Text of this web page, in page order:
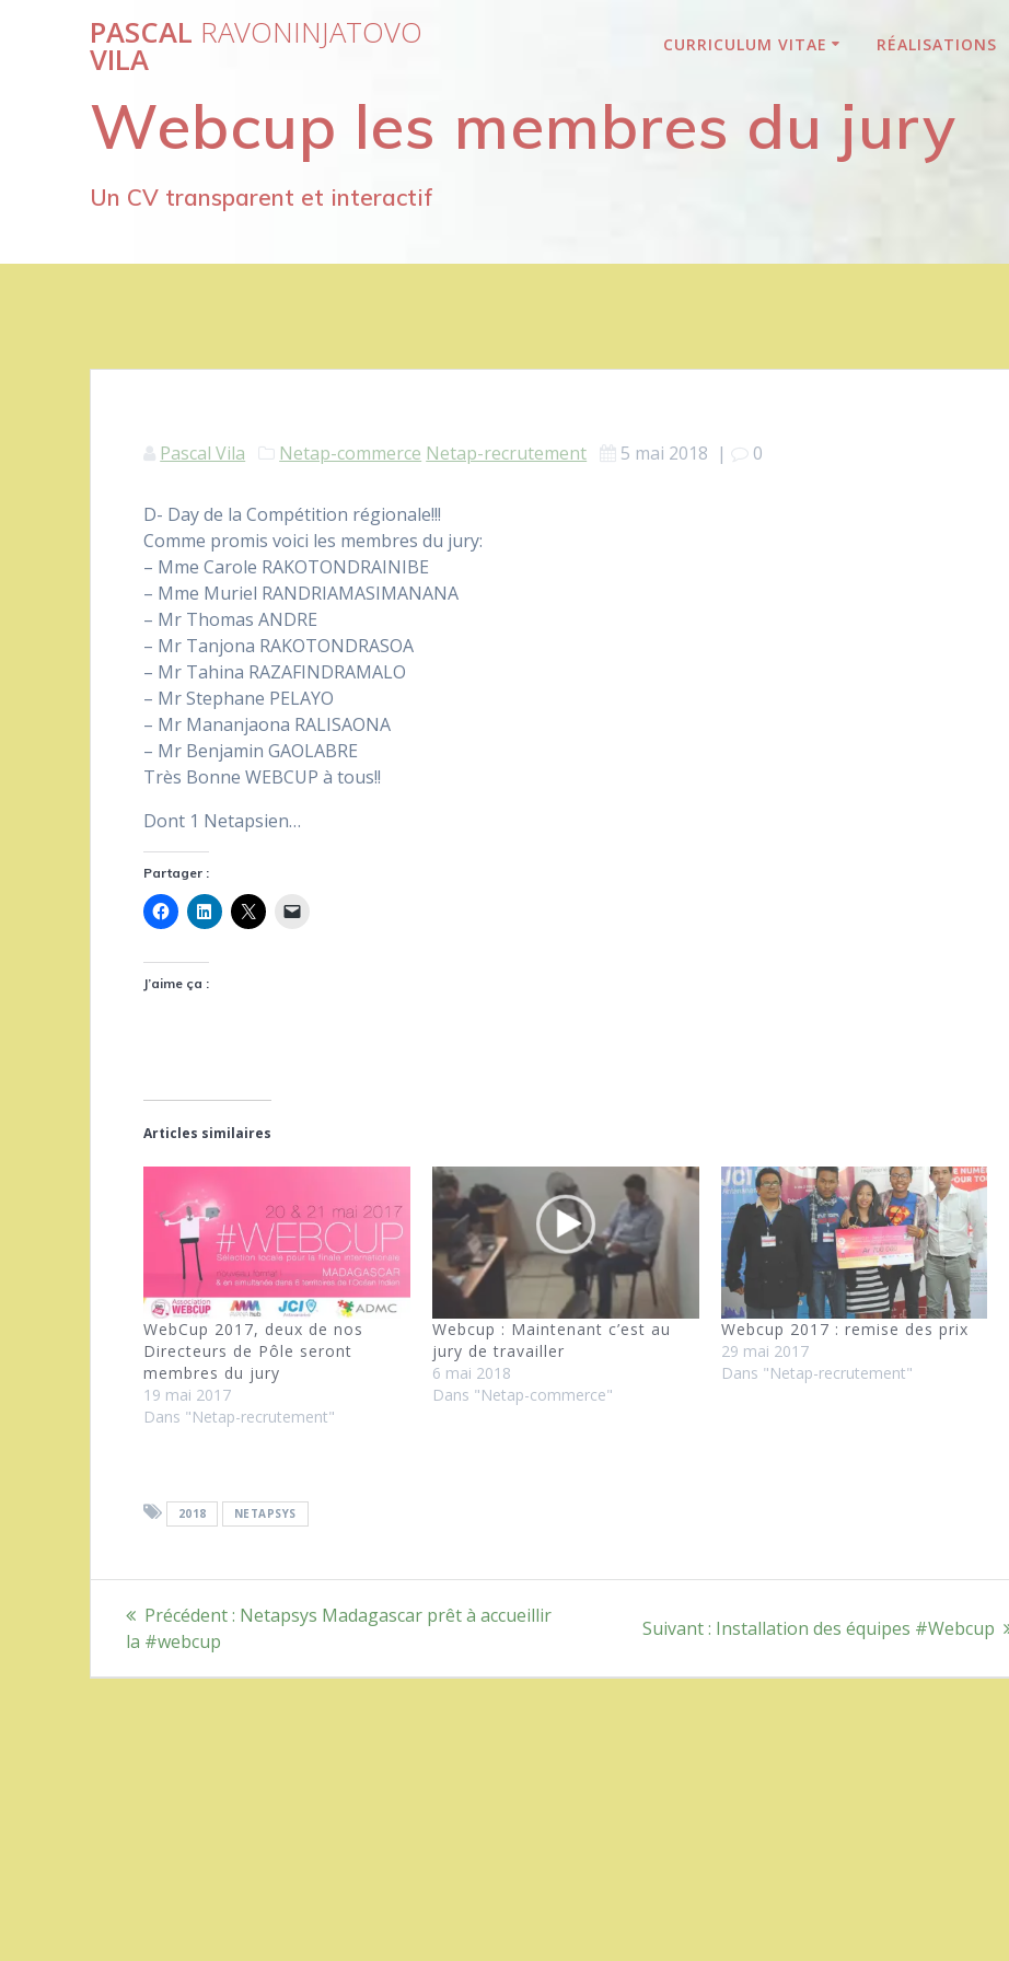
PASCAL RAVONINJATOVO
VILA CURRICULUM VITAE RÉALISATIONS
Webcup les membres du jury
Un CV transparent et interactif
Pascal Vila Netap-commerce Netap-recrutement 5 mai 2018 | 0
D- Day de la Compétition régionale!!!
Comme promis voici les membres du jury:
– Mme Carole RAKOTONDRAINIBE
– Mme Muriel RANDRIAMASIMANANA
– Mr Thomas ANDRE
– Mr Tanjona RAKOTONDRASOA
– Mr Tahina RAZAFINDRAMALO
– Mr Stephane PELAYO
– Mr Mananjaona RALISAONA
– Mr Benjamin GAOLABRE
Très Bonne WEBCUP à tous!!
Dont 1 Netapsien…
Partager :
J’aime ça :
Articles similaires
WebCup 2017, deux de nos
Directeurs de Pôle seront
membres du jury
19 mai 2017
Dans "Netap-recrutement"
Webcup : Maintenant c’est au
jury de travailler
6 mai 2018
Dans "Netap-commerce"
Webcup 2017 : remise des prix
29 mai 2017
Dans "Netap-recrutement"
2018 NETAPSYS
Navigation
de
Précédent : Article
Netapsys Madagascar prêt à accueillir
la #webcup
Suivant : Article
:
Installation des équipes #Webcup